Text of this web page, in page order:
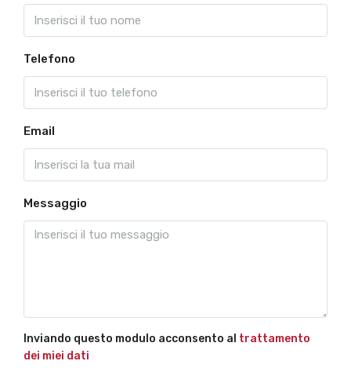
Telefono
Email
Messaggio
Inviando questo modulo acconsento al trattamento
dei miei dati